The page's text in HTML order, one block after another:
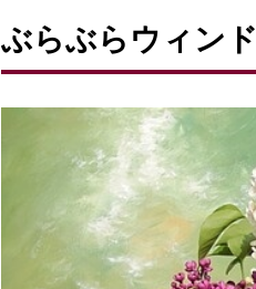
ぶらぶらウィン